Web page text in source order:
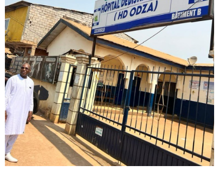
HÔPITAUX GÉNÉRAUX ET RÉGIONAUX ,OFFRES
SANITAIRES
Hôpital de district
d’Odza